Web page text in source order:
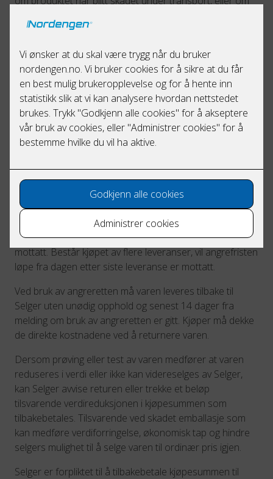
samsvarer med bestillingen, eller dersom den har feil
reklamasjon, jf. pkt. 12.
10. Angrerett
Kjøper kan angre kjøpet i henhold til angrerettloven.
Kjøper må gi Selger melding om bruk av angreretten
innen 14 dager fra fristen begynner å løpe. I fristen
inkluderes alle kalenderdager. Dersom fristen ender på
nærmeste virkedag. Angrefristen anses overholdt
dersom melding er sendt før utløpet av fristen. Melding
kan fremsettes på angreskjema vedlagt forsendelsen
eller ved annen utvetydig erklæring. Ved enkeltleveranser
begynner angrefristen å løpe fra dagen etter varen er
mottatt. Består kjøpet av flere leveranser, vil angrefristen
løpe fra dagen etter siste leveranse er mottatt.
Ved bruk av angreretten må varen leveres tilbake til
Selger uten unødig opphold og senest 14 dager fra
melding om bruk av angreretten er gitt. Kjøper må dekke
de direkte kostnadene ved å returnere varen.
Dersom prøving eller test av varen medfører at varen
reduseres i verdi eller ikke kan videreselges av Selger,
kan Selger avvise returen eller trekke et beløp
tilsvarende verdireduksjonen i kjøpesummen som
tilbakebetales. Tilsvarende ved skadet emballasje som
kan medføre verdiforringelse, økonomisk tap og hindre
selgers mulighet til å selge varen til ordinær pris igjen.
Selger er forpliktet til å tilbakebetale kjøpesummen til